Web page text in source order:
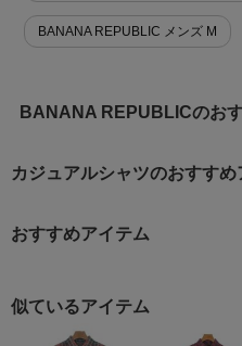
BANANA REPUBLIC メンズ M
BANANA REPUBLICのお
カジュアルシャツのおすすめ
おすすめアイテム